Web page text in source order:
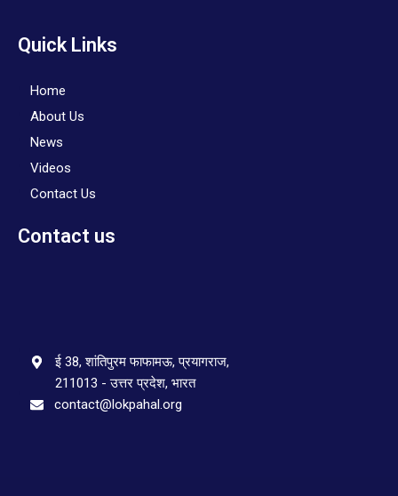
Quick Links
Home
About Us
News
Videos
Contact Us
Contact us
ई 38, शांतिपुरम फाफामऊ, प्रयागराज,
211013 - उत्तर प्रदेश, भारत
contact@lokpahal.org